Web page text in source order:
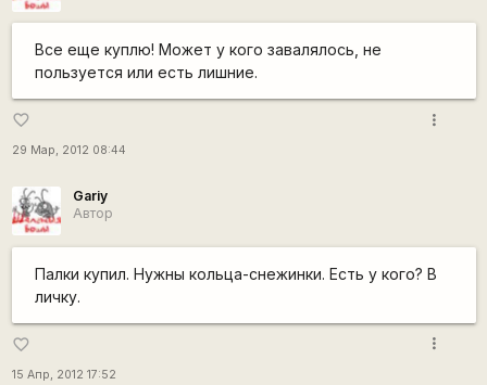
Все еще куплю! Может у кого завалялось, не
пользуется или есть лишние.
favorite_border
29 Мар, 2012 08:44
more_vert
Gariy
Автор
Палки купил. Нужны кольца-снежинки. Есть у кого? В
личку.
favorite_border
15 Апр, 2012 17:52
more_vert